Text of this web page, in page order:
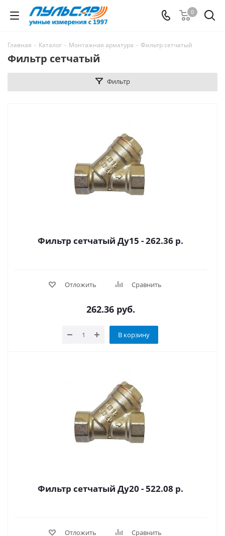
0
Главная - Каталог - Монтажная арматура - Фильтр сетчатый
Фильтр сетчатый
Фильтр
Фильтр сетчатый Ду15 - 262.36 р.
Отложить Сравнить
262.36 руб.
В корзину
Фильтр сетчатый Ду20 - 522.08 р.
Отложить Сравнить